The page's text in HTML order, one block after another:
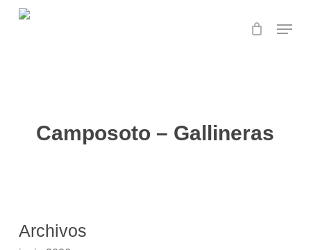
Skip
Menu
Camposoto – Gallineras
Archivos